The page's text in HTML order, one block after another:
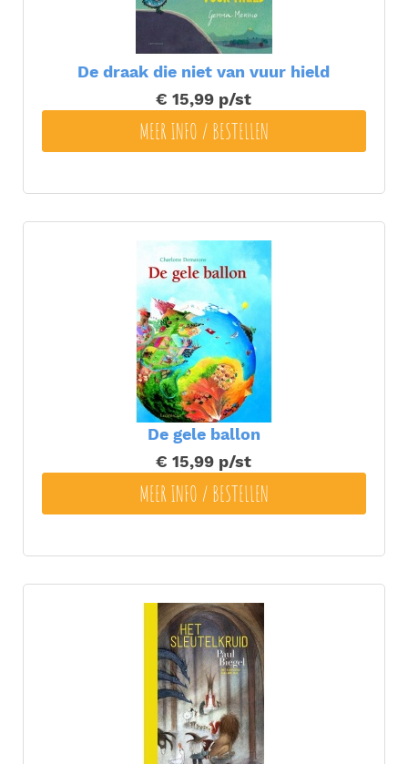
De draak die niet van vuur hield
€ 15,99 p/st
MEER INFO / BESTELLEN
De gele ballon
€ 15,99 p/st
MEER INFO / BESTELLEN